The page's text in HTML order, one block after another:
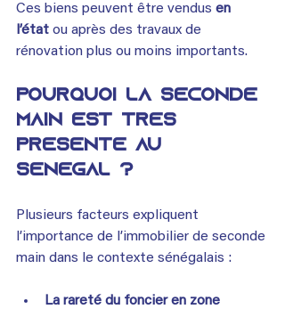
Ces biens peuvent être vendus en
l’état ou après des travaux de
rénovation plus ou moins importants.
Pourquoi la seconde
main est très
présente au
Sénégal ?
Plusieurs facteurs expliquent
l’importance de l’immobilier de seconde
main dans le contexte sénégalais :
La rareté du foncier en zone